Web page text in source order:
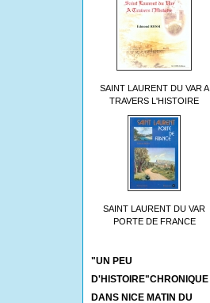
SAINT LAURENT DU VAR A
TRAVERS L'HISTOIRE
SAINT LAURENT DU VAR
PORTE DE FRANCE
"UN PEU
D'HISTOIRE"CHRONIQUE
DANS NICE MATIN DU